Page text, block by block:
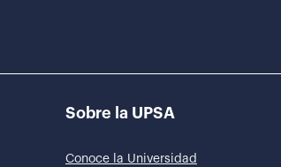
Sobre la UPSA
Conoce la Universidad